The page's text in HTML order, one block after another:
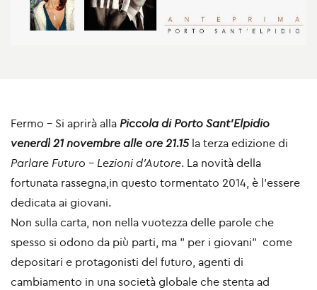
Fermo - Si aprirà alla Piccola di Porto Sant’Elpidio
venerdì 21 novembre alle ore 21.15la terza edizione di
Parlare Futuro – Lezioni d’Autore. La novità della
fortunata rassegna,in questo tormentato 2014, è l'essere
dedicata ai giovani.
Non sulla carta, non nella vuotezza delle parole che
spesso si odono da più parti, ma " per i giovani" come
depositari e protagonisti del futuro, agenti di
cambiamento in una società globale che stenta ad